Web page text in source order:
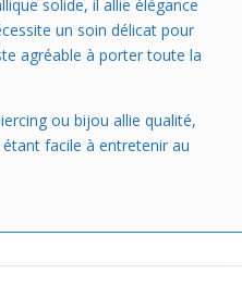
solide, il allie élégance
un soin délicat pour
agréable à porter toute la
ou bijou allie qualité,
facile à entretenir au